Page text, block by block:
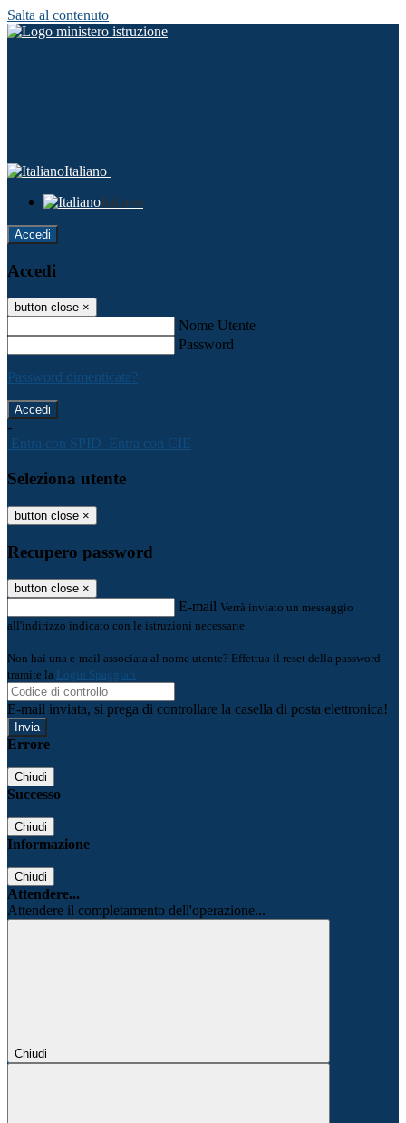
Salta al contenuto
Italiano
Italiano
Accedi
Accedi
button close ×
Nome Utente
Password
Password dimenticata?
-
Entra con SPID Entra con CIE
Seleziona utente
button close ×
Recupero password
button close ×
E-mail Verrà inviato un messaggio
all'indirizzo indicato con le istruzioni necessarie.
Non hai una e-mail associata al nome utente? Effettua il reset della password
tramite la Login Spaggiari
E-mail inviata, si prega di controllare la casella di posta elettronica!
Errore
Chiudi
Successo
Chiudi
Informazione
Chiudi
Attendere...
Attendere il completamento dell'operazione...
Chiudi